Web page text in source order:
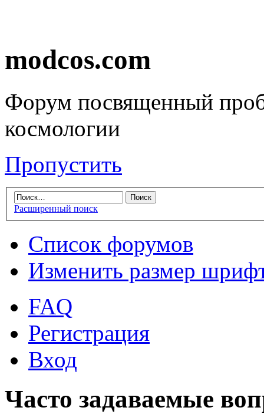
modcos.com
Форум посвященный
космологии
Пропустить
Расширенный поиск
Список форумов
Изменить размер
FAQ
Регистрация
Вход
Часто задаваемые